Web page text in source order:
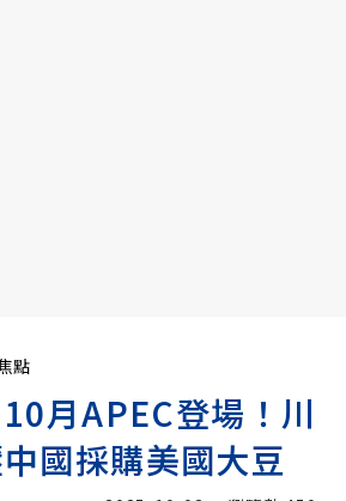
點
10月APEC登場！川
國採購美國大豆